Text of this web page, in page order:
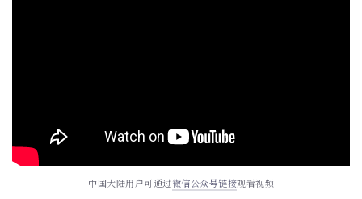
中国大陆用户可通过微信公众号链接观看视频